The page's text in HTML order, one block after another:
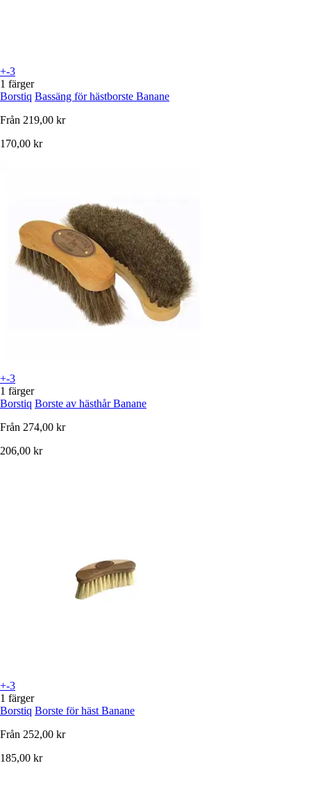
+-3
1 färger
Borstiq Bassäng för hästborste Banane
Från 219,00 kr
170,00 kr
+-3
1 färger
Borstiq Borste av hästhår Banane
Från 274,00 kr
206,00 kr
+-3
1 färger
Borstiq Borste för häst Banane
Från 252,00 kr
185,00 kr